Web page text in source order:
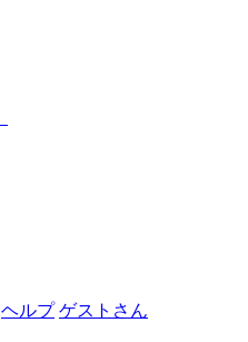
ヘルプ ゲストさん